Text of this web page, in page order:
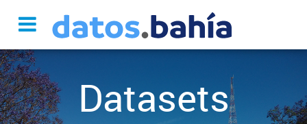
Datasets